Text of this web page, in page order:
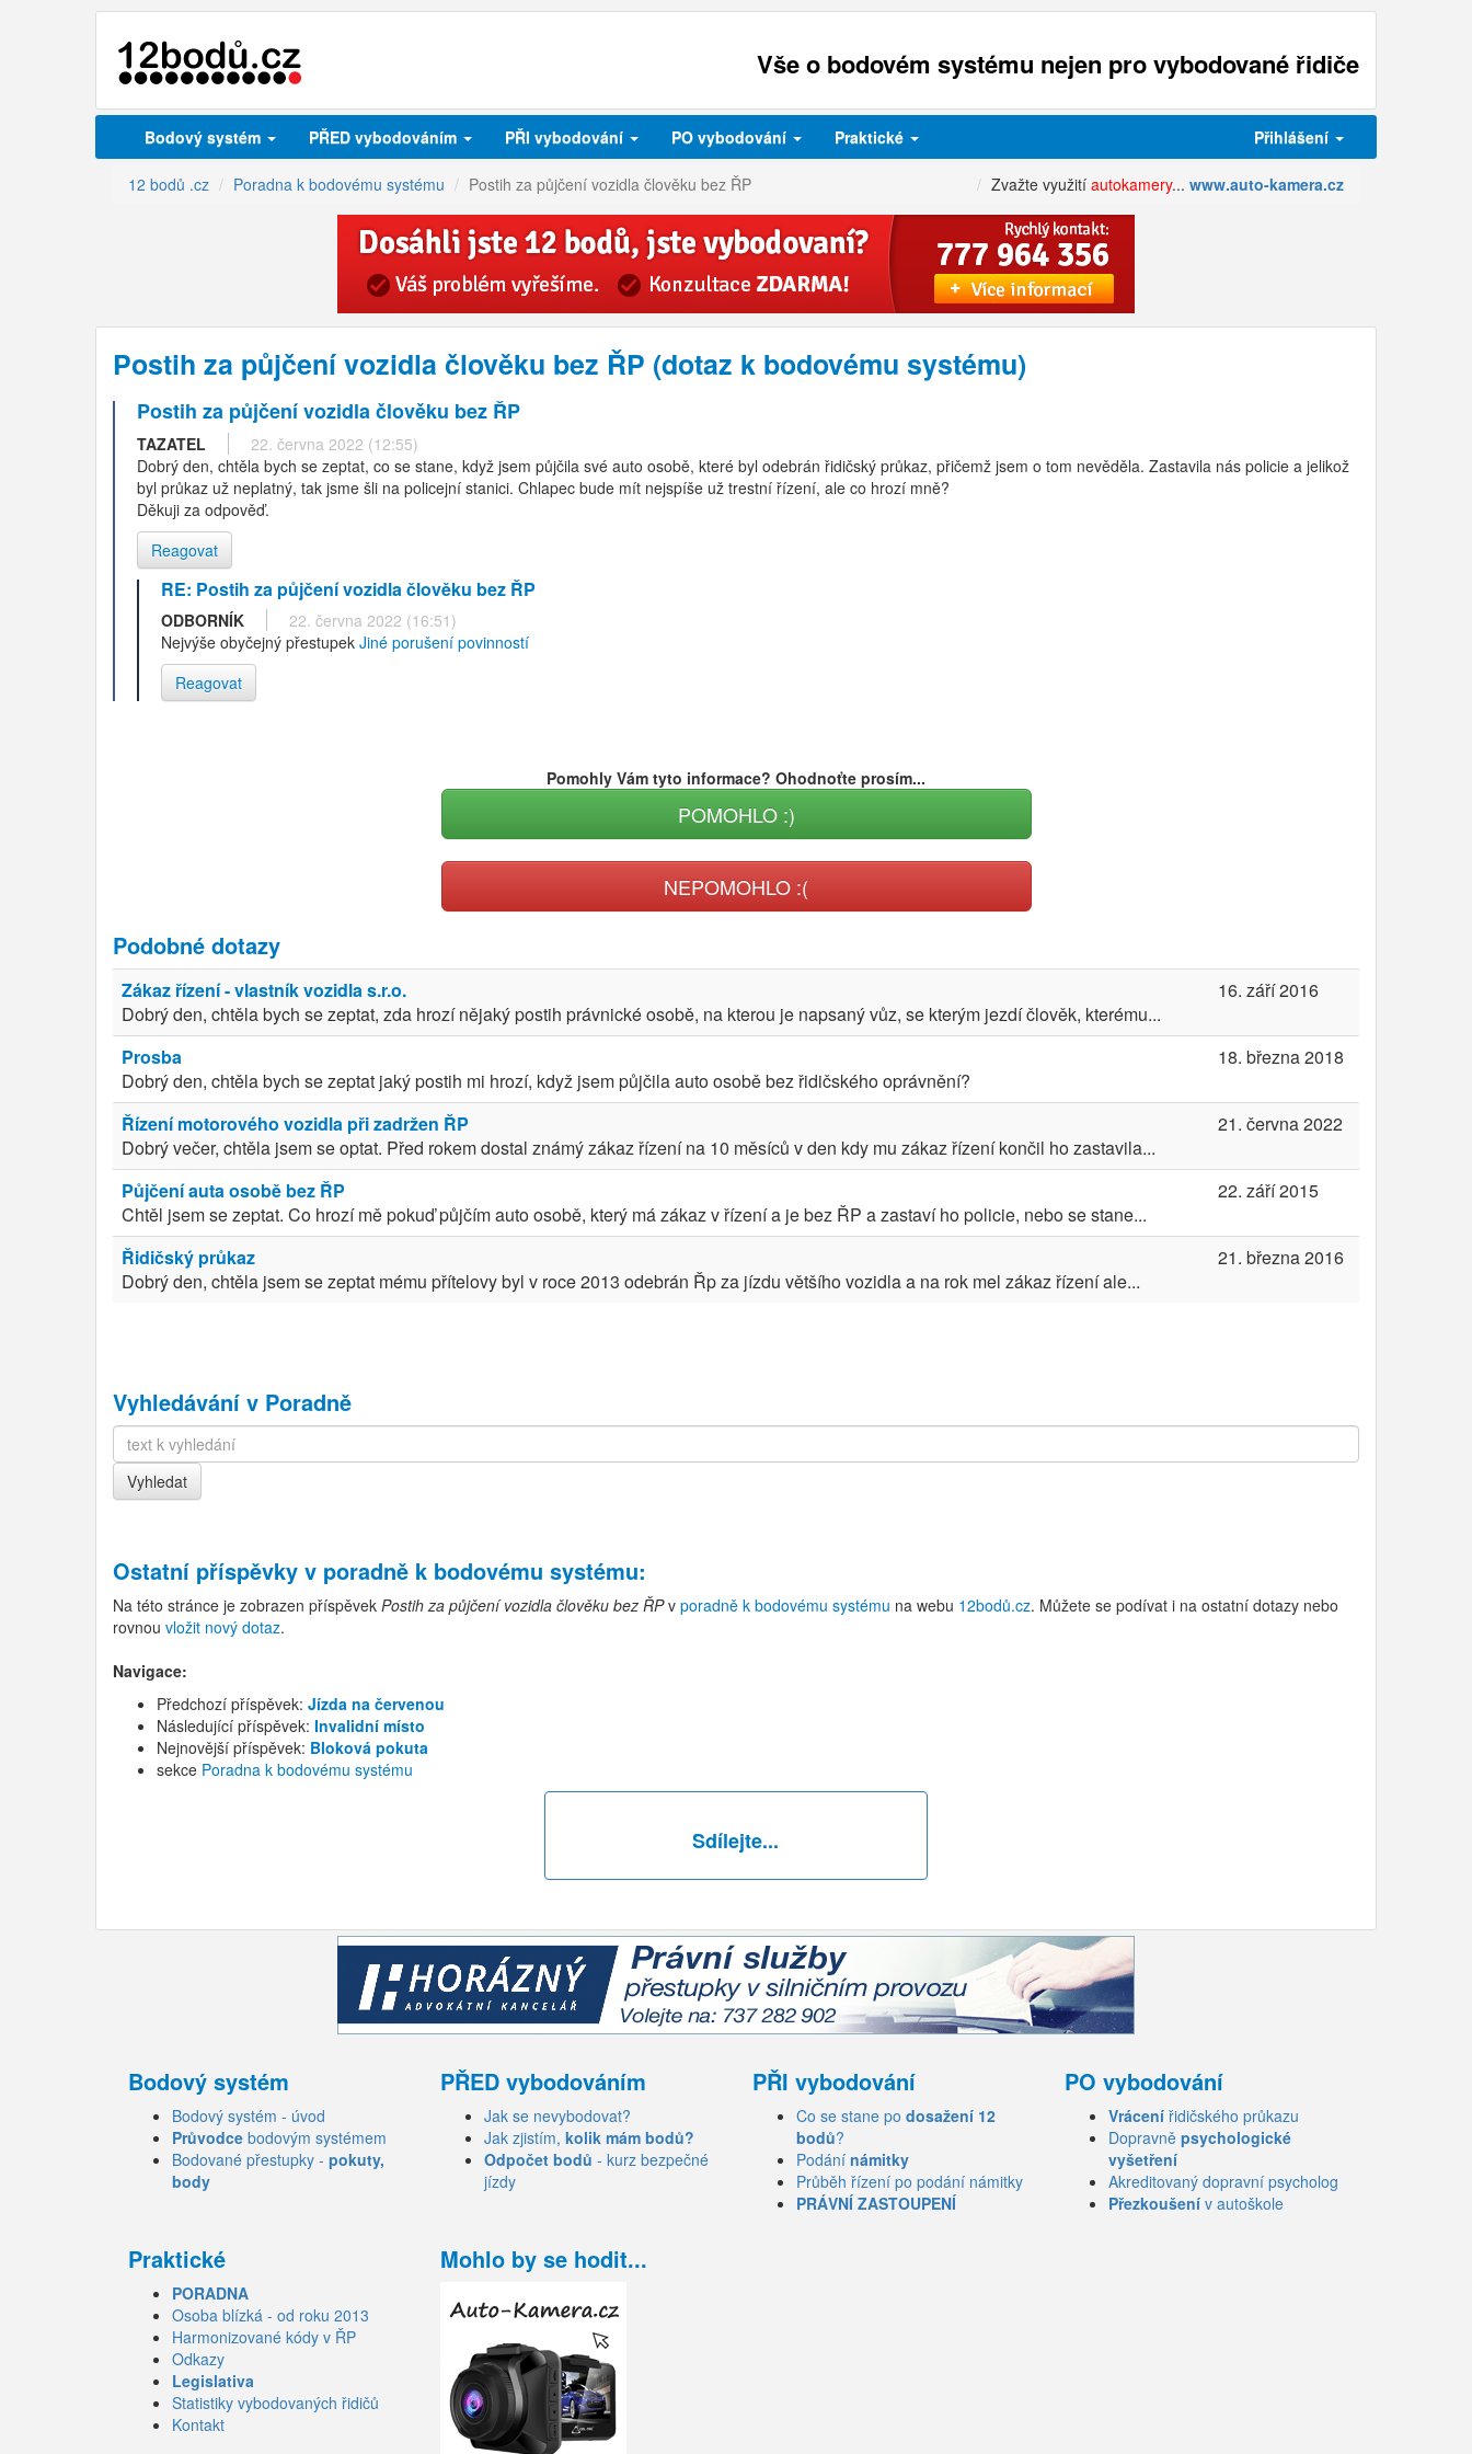
Vše o bodovém systému nejen pro vybodované řidiče
Bodový systém PŘED vybodováním PŘI vybodování PO vybodování Praktické Přihlášení
12 bodů .cz Poradna k bodovému systému Postih za půjčení vozidla člověku bez ŘP Zvažte využití autokamery... www.auto-kamera.cz
Postih za půjčení vozidla člověku bez ŘP (dotaz k bodovému systému)
Postih za půjčení vozidla člověku bez ŘP
TAZATEL
22. června 2022 (12:55)
Dobrý den, chtěla bych se zeptat, co se stane, když jsem půjčila své auto osobě, které byl odebrán řidičský průkaz, přičemž jsem o tom nevěděla. Zastavila nás policie a jelikož
byl průkaz už neplatný, tak jsme šli na policejní stanici. Chlapec bude mít nejspíše už trestní řízení, ale co hrozí mně?
Děkuji za odpověď.
Reagovat
RE: Postih za půjčení vozidla člověku bez ŘP
ODBORNÍK
22. června 2022 (16:51)
Nejvýše obyčejný přestupek Jiné porušení povinností
Reagovat
Pomohly Vám tyto informace? Ohodnoťte prosím...
POMOHLO :)
NEPOMOHLO :(
Podobné dotazy
Zákaz řízení - vlastník vozidla s.r.o.
Dobrý den, chtěla bych se zeptat, zda hrozí nějaký postih právnické osobě, na kterou je napsaný vůz, se kterým jezdí člověk, kterému...
16. září 2016
Prosba
Dobrý den, chtěla bych se zeptat jaký postih mi hrozí, když jsem půjčila auto osobě bez řidičského oprávnění?
18. března 2018
Řízení motorového vozidla při zadržen ŘP
Dobrý večer, chtěla jsem se optat. Před rokem dostal známý zákaz řízení na 10 měsíců v den kdy mu zákaz řízení končil ho zastavila...
21. června 2022
Půjčení auta osobě bez ŘP
Chtěl jsem se zeptat. Co hrozí mě pokuď půjčím auto osobě, který má zákaz v řízení a je bez ŘP a zastaví ho policie, nebo se stane...
22. září 2015
Řidičský průkaz
Dobrý den, chtěla jsem se zeptat mému přítelovy byl v roce 2013 odebrán Řp za jízdu většího vozidla a na rok mel zákaz řízení ale...
21. března 2016
Vyhledávání v Poradně
Ostatní příspěvky v poradně k bodovému systému:
Na této stránce je zobrazen příspěvek Postih za půjčení vozidla člověku bez ŘPv poradně k bodovému systému na webu 12bodů.cz. Můžete se podívat i na ostatní dotazy nebo
rovnou vložit nový dotaz.
Navigace:
Předchozí příspěvek: Jízda na červenou
Následující příspěvek: Invalidní místo
Nejnovější příspěvek: Bloková pokuta
sekce Poradna k bodovému systému
Sdílejte...
Bodový systém
Bodový systém - úvod
Průvodce bodovým systémem
Bodované přestupky - pokuty,
body
PŘED vybodováním
Jak se nevybodovat?
Jak zjistím, kolik mám bodů?
Odpočet bodů - kurz bezpečné
jízdy
PŘI vybodování
Co se stane po dosažení 12
bodů?
Podání námitky
Průběh řízení po podání námitky
PRÁVNÍ ZASTOUPENÍ
PO vybodování
Vrácení řidičského průkazu
Dopravně psychologické
vyšetření
Akreditovaný dopravní psycholog
Přezkoušení v autoškole
Praktické
PORADNA
Osoba blízká - od roku 2013
Harmonizované kódy v ŘP
Odkazy
Legislativa
Statistiky vybodovaných řidičů
Kontakt
Mohlo by se hodit...